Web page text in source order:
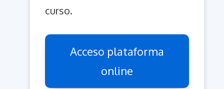
curso.
Acceso plataforma
online